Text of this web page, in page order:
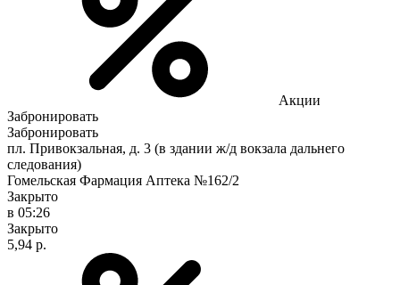
Акции
Забронировать
Забронировать
пл. Привокзальная, д. 3 (в здании ж/д вокзала дальнего
следования)
Гомельская Фармация Аптека №162/2
Закрыто
в 05:26
Закрыто
5,94 р.